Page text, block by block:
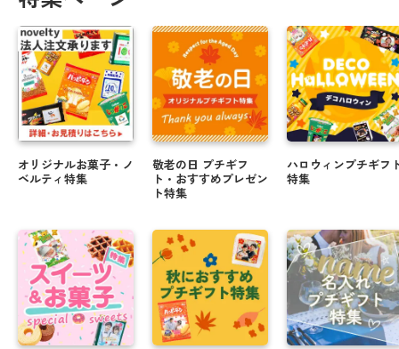
オリジナルお菓子・ノ
ベルティ特集
敬老の日 プチギフ
ト・おすすめプレゼン
ト特集
ハロウィンプチギフ
特集